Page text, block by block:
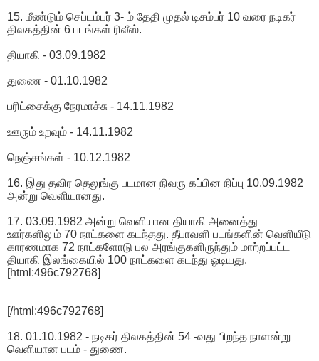
15. மீண்டும் செப்டம்பர் 3- ம் தேதி முதல் டிசம்பர் 10 வரை நடிகர்
திலகத்தின் 6 படங்கள் ரிலீஸ்.
தியாகி - 03.09.1982
துணை - 01.10.1982
பரிட்சைக்கு நேரமாச்சு - 14.11.1982
ஊரும் உறவும் - 14.11.1982
நெஞ்சங்கள் - 10.12.1982
16. இது தவிர தெலுங்கு படமான நிவரு கப்பின நிப்பு 10.09.1982
அன்று வெளியானது.
17. 03.09.1982 அன்று வெளியான தியாகி அனைத்து
ஊர்களிலும் 70 நாட்களை கடந்தது. தீபாவளி படங்களின் வெளியீடு
காரணமாக 72 நாட்களோடு பல அரங்குகளிருந்தும் மாற்றப்பட்ட
தியாகி இலங்கையில் 100 நாட்களை கடந்து ஓடியது.
[html:496c792768]
[/html:496c792768]
18. 01.10.1982 - நடிகர் திலகத்தின் 54 -வது பிறந்த நாளன்று
வெளியான படம் - துணை.